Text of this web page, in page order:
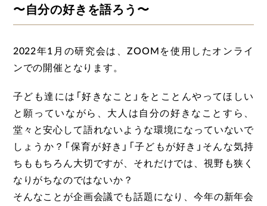
〜自分の好きを語ろう〜
2022年1月の研究会は、ZOOMを使用したオンライ
ンでの開催となります。
子ども達には「好きなこと」をとことんやってほしい
と願っていながら、大人は自分の好きなことすら、
堂々と安心して語れないような環境になっていないで
しょうか？「保育が好き」「子どもが好き」そんな気持
ちももちろん大切ですが、それだけでは、視野も狭く
なりがちなのではないか？
そんなことが企画会議でも話題になり、今年の新年会